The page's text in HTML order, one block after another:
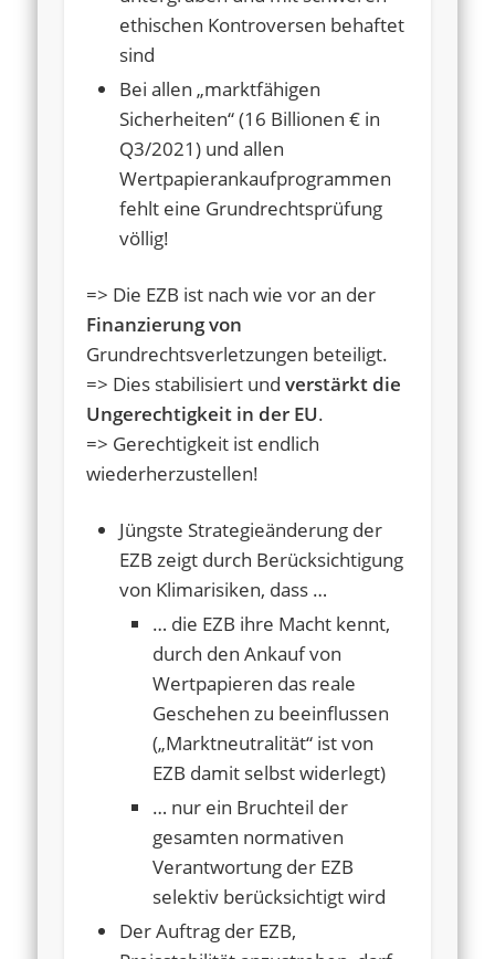
ethischen Kontroversen behaftet
sind
Bei allen „marktfähigen
Sicherheiten“ (16 Billionen € in
Q3/2021) und allen
Wertpapierankaufprogrammen
fehlt eine Grundrechtsprüfung
völlig!
=> Die EZB ist nach wie vor an der
Finanzierung von
Grundrechtsverletzungen beteiligt.
=> Dies stabilisiert undverstärkt die
Ungerechtigkeit in der EU.
=> Gerechtigkeit ist endlich
wiederherzustellen!
Jüngste Strategieänderung der
EZB zeigt durch Berücksichtigung
von Klimarisiken, dass …
… die EZB ihre Macht kennt,
durch den Ankauf von
Wertpapieren das reale
Geschehen zu beeinflussen
(„Marktneutralität“ ist von
EZB damit selbst widerlegt)
… nur ein Bruchteil der
gesamten normativen
Verantwortung der EZB
selektiv berücksichtigt wird
Der Auftrag der EZB,